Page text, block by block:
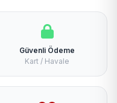
Güvenli Ödeme
Kart / Havale